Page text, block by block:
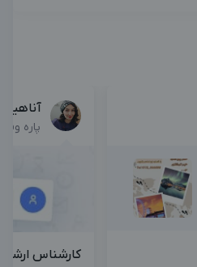
پاره
کارشناس ارشد